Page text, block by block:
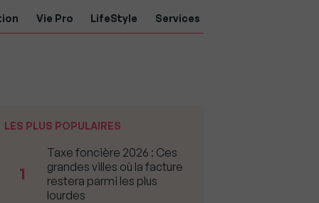
Vie Pro LifeStyle Services
LES PLUS POPULAIRES
1
Taxe foncière 2026 : Ces
grandes villes où la facture
restera parmi les plus
lourdes